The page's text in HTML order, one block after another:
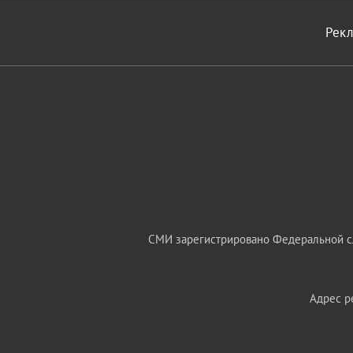
СМИ зарегистрировано Федеральной
Адрес